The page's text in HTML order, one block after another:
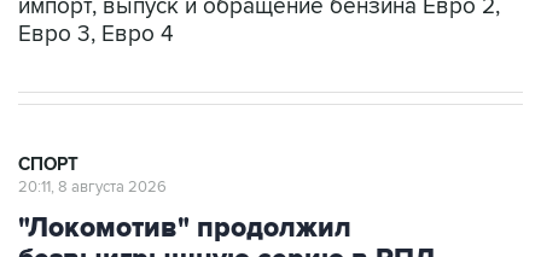
"Локомотив" продолжил
безвыигрышную серию в РПЛ